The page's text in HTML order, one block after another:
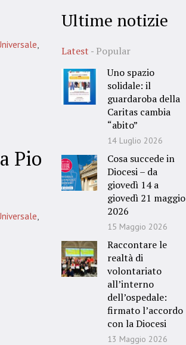
,
Pio
,
Ultime notizie
Latest
Popular
Uno spazio
solidale: il
guardaroba della
Caritas cambia
“abito”
14 Luglio 2026
Cosa succede in
Diocesi – da
giovedì 14 a
giovedì 21 maggio
2026
15 Maggio 2026
Raccontare le
realtà di
volontariato
all’interno
dell’ospedale:
firmato l’accordo
con la Diocesi
13 Maggio 2026